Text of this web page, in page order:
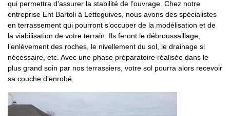
qui permettra d’assurer la stabilité de l’ouvrage. Chez notre
entreprise Ent Bartoli à Letteguives, nous avons des spécialistes
en terrassement qui pourront s’occuper de la modélisation et de
la viabilisation de votre terrain. Ils feront le débroussaillage,
l’enlèvement des roches, le nivellement du sol, le drainage si
nécessaire, etc. Avec une phase préparatoire réalisée dans le
plus grand soin par nos terrassiers, votre sol pourra alors recevoir
sa couche d’enrobé.